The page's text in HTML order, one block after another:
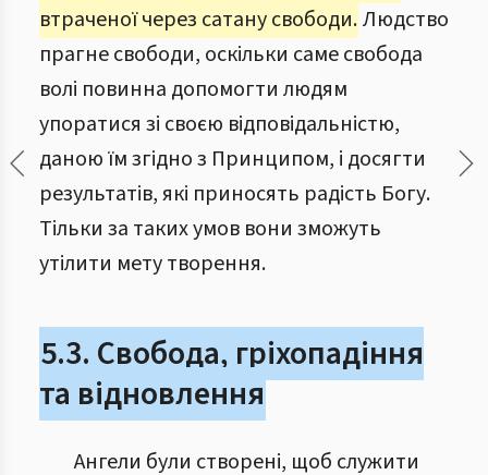
втраченої через сатану свободи.Людство
прагне свободи, оскільки саме свобода
волі повинна допомогти людям
упоратися зі своєю відповідальністю,
даною їм згідно з Принципом, і досягти
результатів, які приносять радість Богу.
Тільки за таких умов вони зможуть
утілити мету творення.
5.3. Свобода, гріхопадіння
та відновлення
Ангели були створені, щоб служити